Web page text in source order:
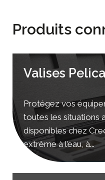
Produits
Valises
Protégez vos
toutes les situations
disponibles chez
extrême à l’eau, à...